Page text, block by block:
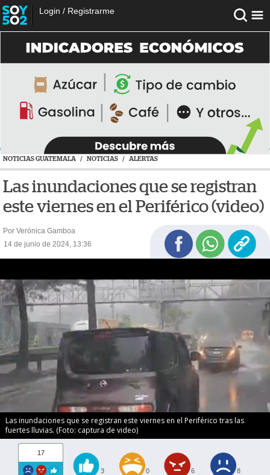
Login / Registrarme
NOTICIAS GUATEMALA / NOTICIAS / ALERTAS
Las inundaciones que se registran
este viernes en el Periférico (video)
Por Verónica Gamboa
14 de junio de 2024, 13:36
Las inundaciones que se registran este viernes en el Periférico tras las
fuertes lluvias. (Foto: captura de video)
17
3 0 6 8